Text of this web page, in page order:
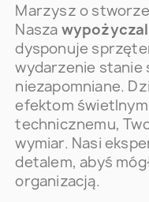
Marzysz o
Nasza
dysponuje
wydarzenie stanie
niezapomniane.
efektom
technicznemu,
wymiar. Nasi
detalem, abyś
organizacją.